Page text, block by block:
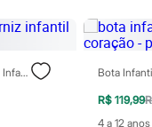
Coturno Em Verniz Infantil Preto
R$ 119,99
4 a 12 anos